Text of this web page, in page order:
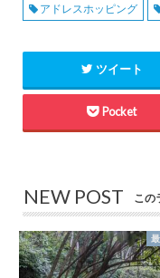
アドレスホッピング
ツイート
Pocket
NEW POST この